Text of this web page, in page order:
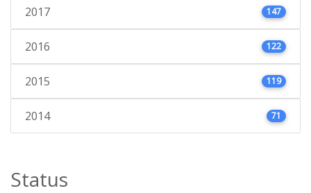
2017 147
2016 122
2015 119
2014 71
Status